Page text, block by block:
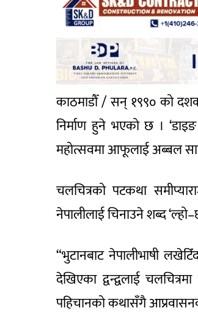
काठमाडौँ / सन् १९९० को
निर्माण हुने भएको छ । ‘डाइङ
महोत्सवमा आफूलाई अब्बल
चलचित्रको पटकथा
नेपालीलाई चिनाउने शब्द
“भुटानबाट नेपालीभाषी
देखिएका द्वन्द्वलाई
पहिचानको कथासँगै